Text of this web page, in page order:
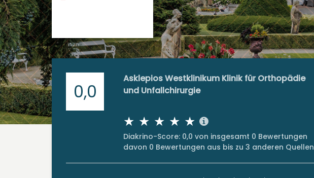
0,0
Asklepios Westklinikum Klinik für Orthopädie
und Unfallchirurgie
Diakrino-Score: 0,0 von insgesamt 0 Bewertungen
davon 0 Bewertungen aus bis zu 3 anderen Quellen